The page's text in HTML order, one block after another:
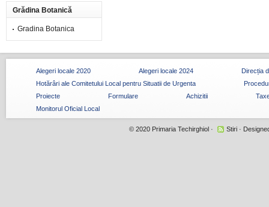
Grădina Botanică
Gradina Botanica
Alegeri locale 2020 Alegeri locale 2024
Direcția
Hotărâri ale Comitetului Local pentru Situatii de Urgenta
Proiecte
Formulare Achizitii
Monitorul Oficial Local
© 2020 Primaria Techirghiol· Stiri·